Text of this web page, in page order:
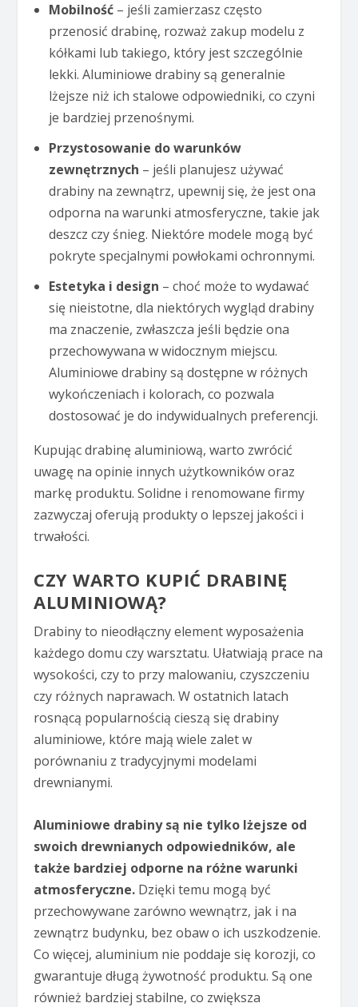
Mobilność– jeśli zamierzasz często
przenosić drabinę, rozważ zakup modelu z
kółkami lub takiego, który jest szczególnie
lekki. Aluminiowe drabiny są generalnie
lżejsze niż ich stalowe odpowiedniki, co czyni
je bardziej przenośnymi.
Przystosowanie do warunków
zewnętrznych – jeśli planujesz używać
drabiny na zewnątrz, upewnij się, że jest ona
odporna na warunki atmosferyczne, takie jak
deszcz czy śnieg. Niektóre modele mogą być
pokryte specjalnymi powłokami ochronnymi.
Estetyka i design – choć może to wydawać
się nieistotne, dla niektórych wygląd drabiny
ma znaczenie, zwłaszcza jeśli będzie ona
przechowywana w widocznym miejscu.
Aluminiowe drabiny są dostępne w różnych
wykończeniach i kolorach, co pozwala
dostosować je do indywidualnych preferencji.
Kupując drabinę aluminiową, warto zwrócić
uwagę na opinie innych użytkowników oraz
markę produktu. Solidne i renomowane firmy
zazwyczaj oferują produkty o lepszej jakości i
trwałości.
CZY WARTO KUPIĆ DRABINĘ
ALUMINIOWĄ?
Drabiny to nieodłączny element wyposażenia
każdego domu czy warsztatu. Ułatwiają prace na
wysokości, czy to przy malowaniu, czyszczeniu
czy różnych naprawach. W ostatnich latach
rosnącą popularnością cieszą się drabiny
aluminiowe, które mają wiele zalet w
porównaniu z tradycyjnymi modelami
drewnianymi.
Aluminiowe drabiny są nie tylko lżejsze od
swoich drewnianych odpowiedników, ale
także bardziej odporne na różne warunki
atmosferyczne. Dzięki temu mogą być
przechowywane zarówno wewnątrz, jak i na
zewnątrz budynku, bez obaw o ich uszkodzenie.
Co więcej, aluminium nie poddaje się korozji, co
gwarantuje długą żywotność produktu. Są one
również bardziej stabilne, co zwiększa